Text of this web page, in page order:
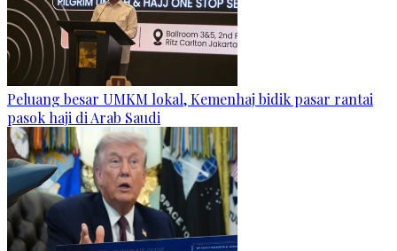
Peluang besar UMKM lokal, Kemenhaj bidik pasar rantai
pasok haji di Arab Saudi